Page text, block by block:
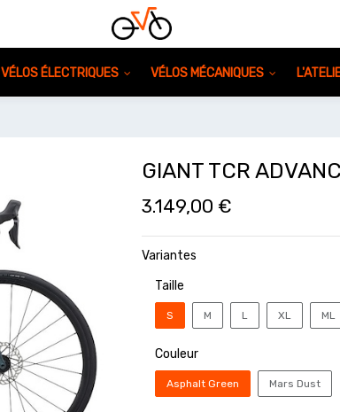
VÉLOS ÉLECTRIQUES VÉLOS MÉCANIQUES
GIANT TCR
3.149,00 €
Variantes
Taille
S M L XL ML
Couleur
Asphalt Green Mars Dust